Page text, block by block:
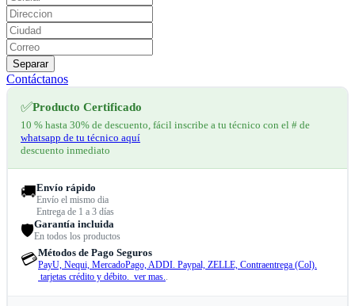
Separar
Contáctanos
✅Producto Certificado
10 % hasta 30% de descuento, fácil inscribe a tu técnico con el # de
whatsapp de tu técnico aquí
descuento inmediato
🚚Envío rápido
Envío el mismo dia
Entrega de 1 a 3 días
🛡️Garantía incluida
En todos los productos
💳Métodos de Pago Seguros
PayU, Nequi, MercadoPago, ADDI. Paypal, ZELLE, Contraentrega (Col).
tarjetas crédito y débito. ver mas..